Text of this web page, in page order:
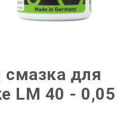
смазка для
LM 40 - 0,05